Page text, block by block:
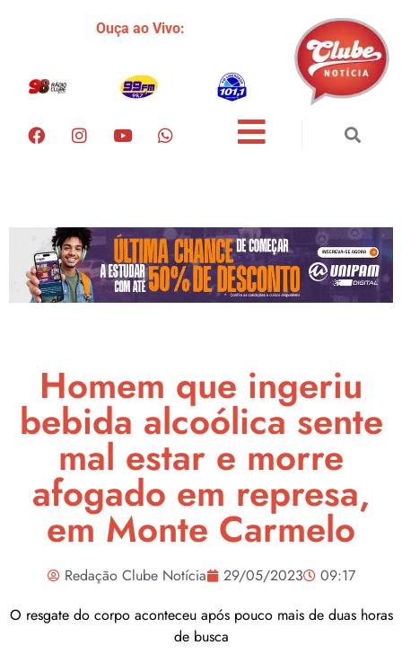
Ouça ao Vivo:
Homem que ingeriu
bebida alcoólica sente
mal estar e morre
afogado em represa,
em Monte Carmelo
Redação Clube Notícia 29/05/2023
09:17
O resgate do corpo aconteceu após pouco mais de duas horas
de busca